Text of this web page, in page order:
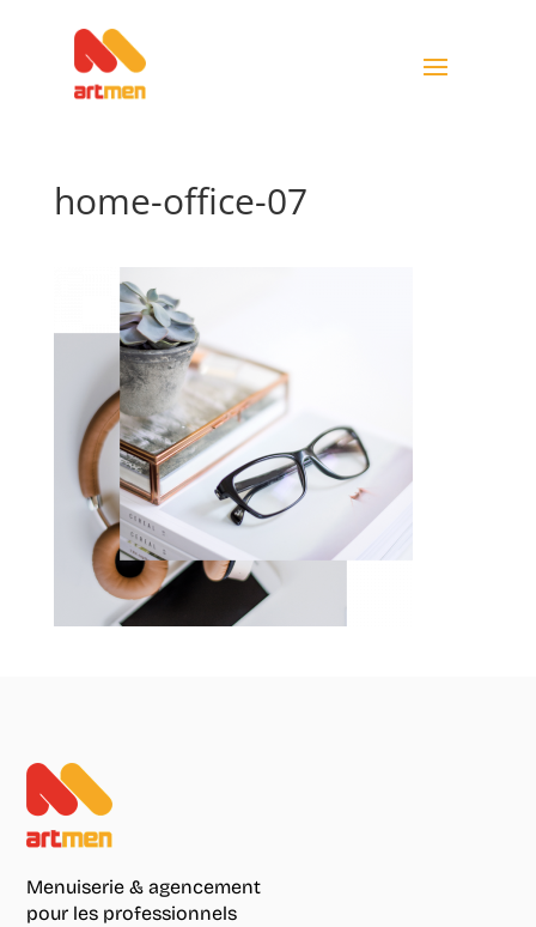
home-office-07
Menuiserie & agencement
pour les professionnels